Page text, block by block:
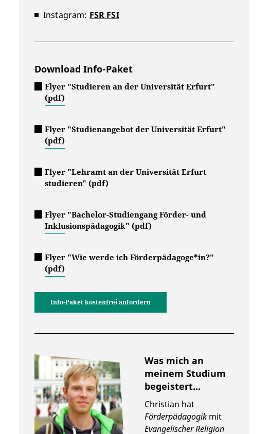
Instagram: FSR FSI
Download Info-Paket
Flyer "Studieren an der Universität Erfurt"
(pdf)
Flyer "Studienangebot der Universität Erfurt"
(pdf)
Flyer "Lehramt an der Universität Erfurt
studieren" (pdf)
Flyer "Bachelor-Studiengang Förder- und
Inklusionspädagogik" (pdf)
Flyer "Wie werde ich Förderpädagoge*in?"
(pdf)
Info-Paket kostenfrei anfordern
Was mich an
meinem Studium
begeistert...
Christian hat
Förderpädagogik mit
Evangelischer Religion